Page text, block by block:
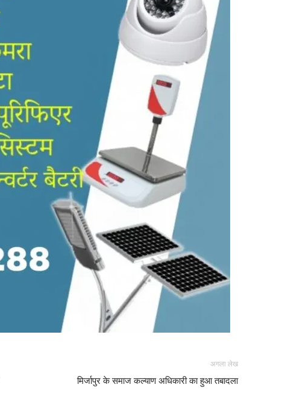
Today
Hindi
News
अगला लेख
मिर्जापुर के समाज कल्याण अधिकारी का हुआ तबादला